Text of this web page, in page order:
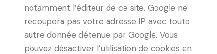
notamment l’éditeur de ce site. Google ne
recoupera pas votre adresse IP avec toute
autre donnée détenue par Google. Vous
pouvez désactiver l’utilisation de cookies en